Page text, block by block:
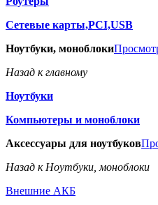
Сетевые карты,PCI,USB
Ноутбуки, моноблоки
Назад к главному
Ноутбуки
Компьютеры и моноблоки
Аксессуары для ноутбуков
Назад к Ноутбуки, моноблоки
Внешние АКБ